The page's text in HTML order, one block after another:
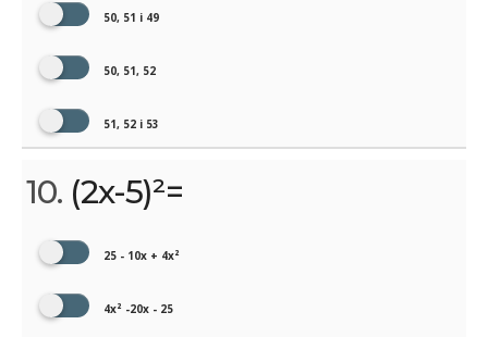
50, 51 i 49
50, 51, 52
51, 52 i 53
10. (2x-5)²=
25 - 10x + 4x²
4x² -20x - 25